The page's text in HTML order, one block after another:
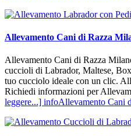
Allevamento Cani di Razza
Allevamento Cani di Razza
cuccioli di Labrador, Maltese,
tuo cucciolo ideale con un clic.
Richiedi informazioni per
leggere...] infoAllevamento Cani